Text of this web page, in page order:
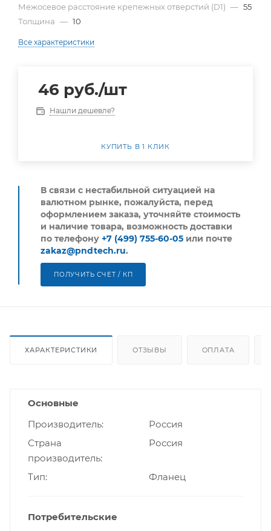
Межосевое расстояние крепежных отверстий (D1) — 55
Толщина — 10
Все характеристики
46 руб./шт
Нашли дешевле?
КУПИТЬ В 1 КЛИК
В связи с нестабильной ситуацией на
валютном рынке, пожалуйста, перед
оформлением заказа, уточняйте стоимость
и наличие товара, возможность доставки
по телефону +7 (499) 755-60-05 или почте
zakaz@pndtech.ru.
ПОЛУЧИТЬ СЧЕТ / КП
ХАРАКТЕРИСТИКИ ОТЗЫВЫ ОПЛАТА
Основные
Производитель
Россия
Страна
производитель
Россия
Тип Фланец
Потребительские